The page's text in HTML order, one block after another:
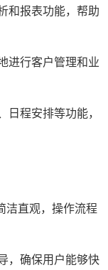
和报表功能，帮助
进行客户管理和业
程安排等功能，
洁直观，操作流程
，确保用户能够快